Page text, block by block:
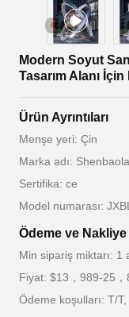
Modern Soyut
Tasarım Alanı İçin
Ürün Ayrıntıları
Menşe yeri: Çin
Marka adı:
Sertifika: ce
Model numarası:
Ödeme ve Nakliye
Min sipariş miktarı: 1
Fiyat: $13，989-25
Ödeme koşulları: T/T,